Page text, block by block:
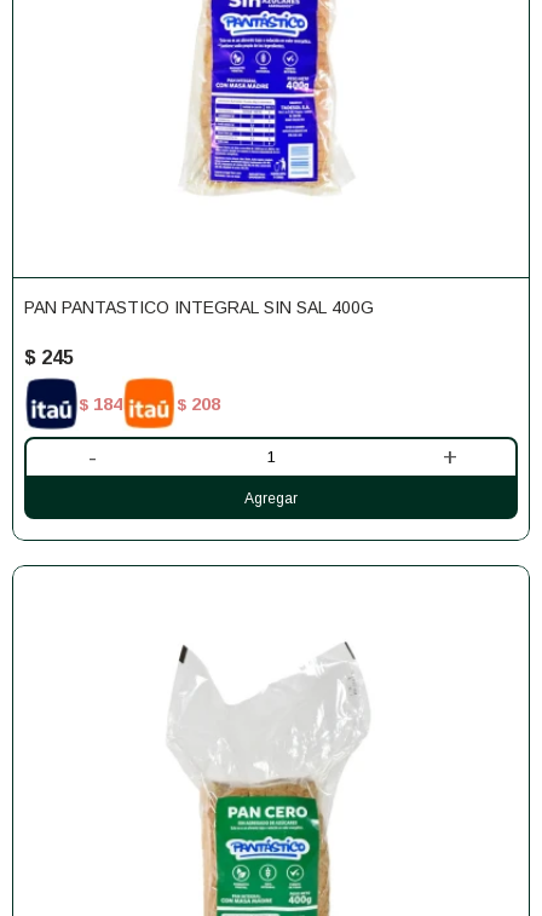
PAN PANTASTICO INTEGRAL SIN SAL 400G
$ 245
$ 184 $ 208
- +